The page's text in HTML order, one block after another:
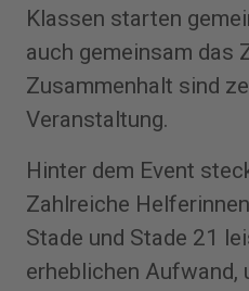
Klassen starten
auch gemeinsam das
Zusammenhalt sind
Veranstaltung.
Hinter dem Event
Zahlreiche
Stade und Stade 21
erheblichen Aufwand,